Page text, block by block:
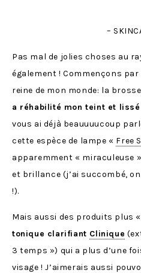
–
Pas mal de jolies choses au
également ! Commençons
reine de mon monde: la
a réhabilité mon teint et
vous ai déjà beauuuucoup
cette espèce de lampe « Free
apparemment « miraculeuse
et brillance (j’ai succombé,
!).
Mais aussi des produits plus
tonique clarifiant Clinique
3 temps ») qui a plus d’une
visage ! J’aimerais aussi